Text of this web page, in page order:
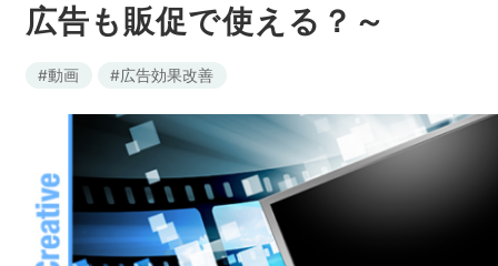
アクセス解析
アドテクノロジー
Webサイト構築
広告も販促で使える？～
動画 広告効果改善